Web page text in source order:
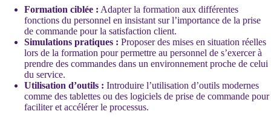
Formation ciblée : Adapter la formation aux différentes
fonctions du personnel en insistant sur l’importance de la prise
de commande pour la satisfaction client.
Simulations pratiques : Proposer des mises en situation réelles
lors de la formation pour permettre au personnel de s’exercer à
prendre des commandes dans un environnement proche de celui
du service.
Utilisation d’outils : Introduire l’utilisation d’outils modernes
comme des tablettes ou des logiciels de prise de commande pour
faciliter et accélérer le processus.